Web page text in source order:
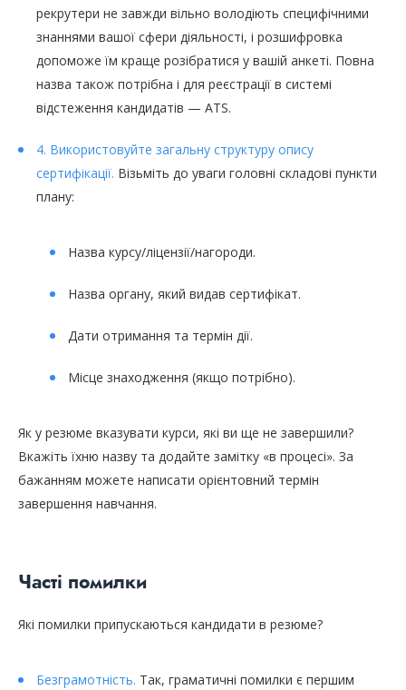
рекрутери не завжди вільно володіють специфічними
знаннями вашої сфери діяльності, і розшифровка
допоможе їм краще розібратися у вашій анкеті. Повна
назва також потрібна і для реєстрації в системі
відстеження кандидатів — ATS.
4. Використовуйте загальну структуру опису
сертифікації. Візьміть до уваги головні складові пункти
плану:
Назва курсу/ліцензії/нагороди.
Назва органу, який видав сертифікат.
Дати отримання та термін дії.
Місце знаходження (якщо потрібно).
Як у резюме вказувати курси, які ви ще не завершили?
Вкажіть їхню назву та додайте замітку «в процесі». За
бажанням можете написати орієнтовний термін
завершення навчання.
Часті помилки
Які помилки припускаються кандидати в резюме?
Безграмотність. Так, граматичні помилки є першим